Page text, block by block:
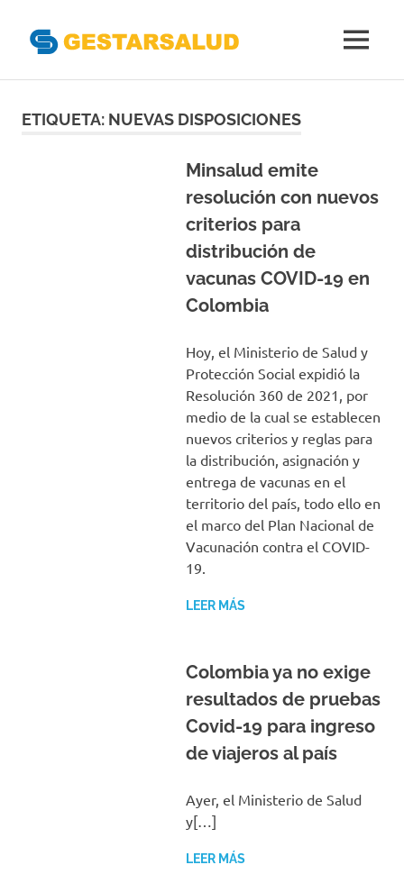
Gestoras
MENÚ
ETIQUETA: NUEVAS DISPOSICIONES
Minsalud emite
resolución con nuevos
criterios para
distribución de
vacunas COVID-19 en
Colombia
Hoy, el Ministerio de Salud y
Protección Social expidió la
Resolución 360 de 2021, por
medio de la cual se establecen
nuevos criterios y reglas para
la distribución, asignación y
entrega de vacunas en el
territorio del país, todo ello en
el marco del Plan Nacional de
Vacunación contra el COVID-
19.
LEER MÁS
Colombia ya no exige
resultados de pruebas
Covid-19 para ingreso
de viajeros al país
Ayer, el Ministerio de Salud
y[…]
LEER MÁS